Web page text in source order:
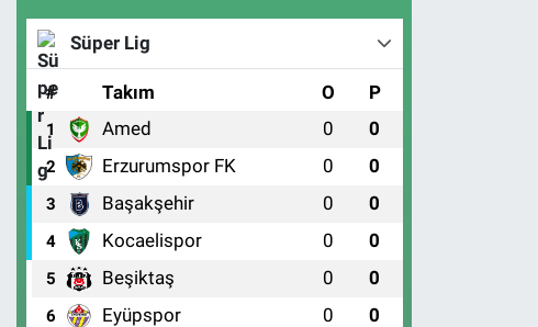
Süper Lig
# Takım O P
1 Amed 0 0
2 Erzurumspor FK 0 0
3 Başakşehir 0 0
4 Kocaelispor 0 0
5 Beşiktaş 0 0
6 Eyüpspor 0 0